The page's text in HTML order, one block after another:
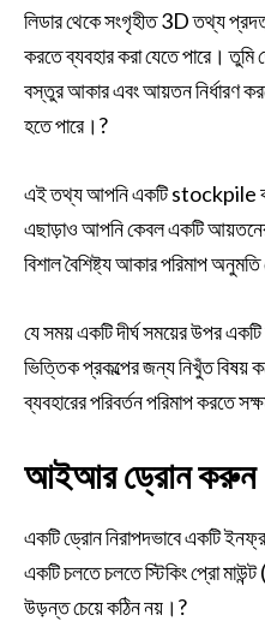
লিডার থেকে সংগৃহীত 3D তথ্য
করতে ব্যবহার করা যেতে পারে।
বস্তুর আকার এবং আয়তন নির্ধারণ
হতে পারে।?
এই তথ্য আপনি একটি stockpile
এছাড়াও আপনি কেবল একটি
বিশাল বৈশিষ্ট্য আকার পরিমাপ
যে সময় একটি দীর্ঘ সময়ের উপর
ভিত্তিক প্রকল্পের জন্য নিখুঁত বিষয়
ব্যবহারের পরিবর্তন পরিমাপ করতে
আইআর ড্রোন করুন
একটি ড্রোন নিরাপদভাবে একটি
একটি চলতে চলতে স্টিকিং প্রো
উড়ন্ত চেয়ে কঠিন নয়।?